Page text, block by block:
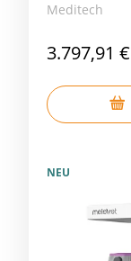
Meditech
3.797,91 €
NEU